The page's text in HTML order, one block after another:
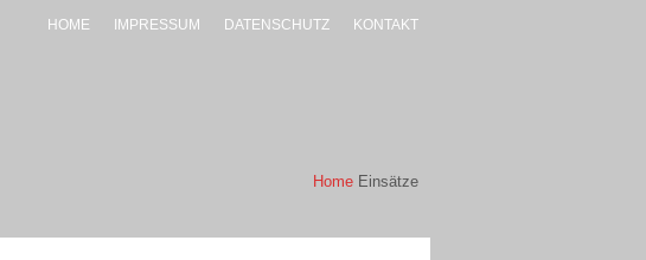
HOME IMPRESSUM DATENSCHUTZ KONTAKT
Home Einsätze